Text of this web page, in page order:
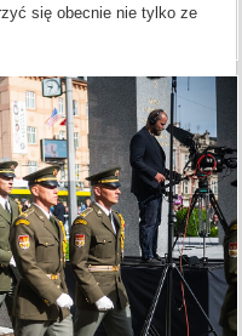
się obecnie nie tylko ze